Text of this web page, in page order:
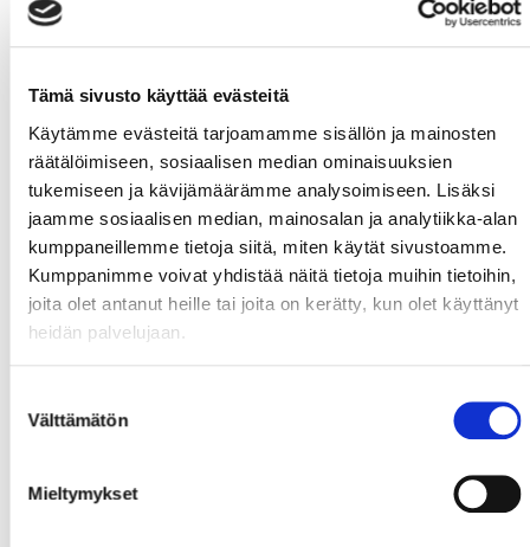
Tämä sivusto käyttää evästeitä
Käytämme evästeitä tarjoamamme sisällön ja mainosten
räätälöimiseen, sosiaalisen median ominaisuuksien
tukemiseen ja kävijämäärämme analysoimiseen. Lisäksi
jaamme sosiaalisen median, mainosalan ja analytiikka-alan
kumppaneillemme tietoja siitä, miten käytät sivustoamme.
Kumppanimme voivat yhdistää näitä tietoja muihin tietoihin,
joita olet antanut heille tai joita on kerätty, kun olet käyttänyt
heidän palvelujaan.
valinta
Välttämätön
Mieltymykset
#61 Brown, Erik #28 Sundström,
Johan
#17 Stålberg,
Sebastian